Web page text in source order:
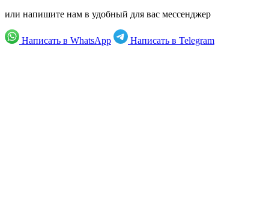
или напишите нам в удобный для вас мессенджер
Написать в WhatsApp Написать в Telegram